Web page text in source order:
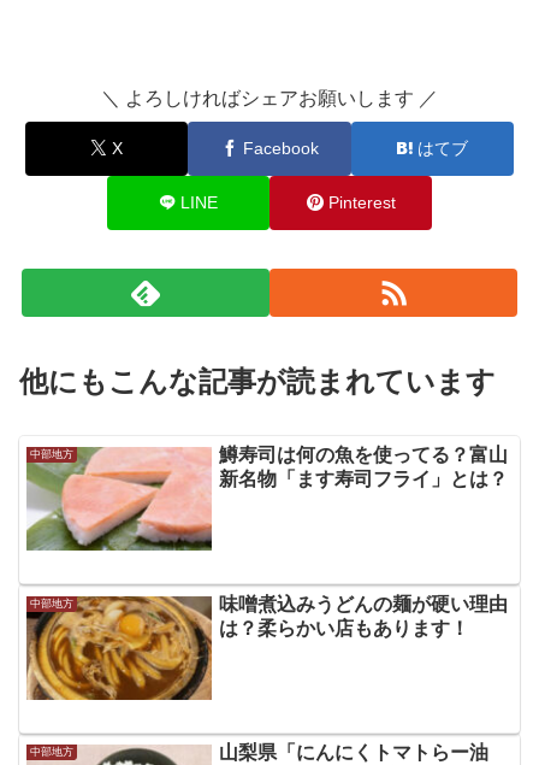
＼ よろしければシェアお願いします ／
X Facebook はてブ
LINE Pinterest
他にもこんな記事が読まれています
中部地方
鱒寿司は何の魚を使ってる？富山
新名物「ます寿司フライ」とは？
中部地方
味噌煮込みうどんの麺が硬い理由
は？柔らかい店もあります！
中部地方
山梨県「にんにくトマトらー油